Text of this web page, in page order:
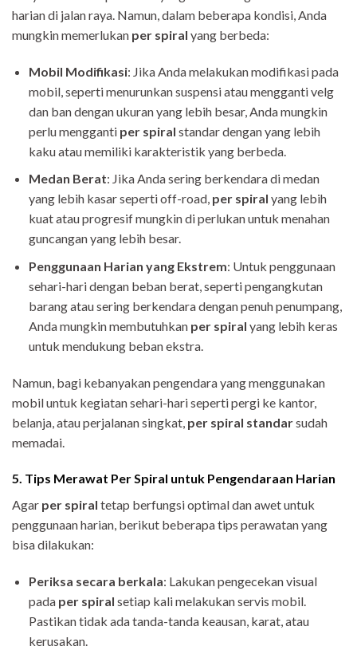
harian di jalan raya. Namun, dalam beberapa kondisi, Anda
mungkin memerlukan per spiral yang berbeda:
Mobil Modifikasi: Jika Anda melakukan modifikasi pada
mobil, seperti menurunkan suspensi atau mengganti velg
dan ban dengan ukuran yang lebih besar, Anda mungkin
perlu mengganti per spiral standar dengan yang lebih
kaku atau memiliki karakteristik yang berbeda.
Medan Berat: Jika Anda sering berkendara di medan
yang lebih kasar seperti off-road, per spiral yang lebih
kuat atau progresif mungkin di perlukan untuk menahan
guncangan yang lebih besar.
Penggunaan Harian yang Ekstrem: Untuk penggunaan
sehari-hari dengan beban berat, seperti pengangkutan
barang atau sering berkendara dengan penuh penumpang,
Anda mungkin membutuhkan per spiral yang lebih keras
untuk mendukung beban ekstra.
Namun, bagi kebanyakan pengendara yang menggunakan
mobil untuk kegiatan sehari-hari seperti pergi ke kantor,
belanja, atau perjalanan singkat, per spiral standarsudah
memadai.
5. Tips Merawat Per Spiral untuk Pengendaraan Harian
Agar per spiral tetap berfungsi optimal dan awet untuk
penggunaan harian, berikut beberapa tips perawatan yang
bisa dilakukan:
Periksa secara berkala: Lakukan pengecekan visual
pada per spiral setiap kali melakukan servis mobil.
Pastikan tidak ada tanda-tanda keausan, karat, atau
kerusakan.